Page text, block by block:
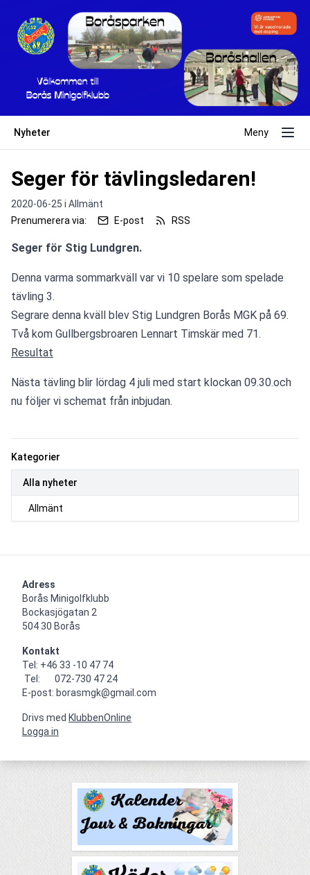
Nyheter Meny
Kategorier
Alla nyheter
Allmänt
Seger för tävlingsledaren!
2020-06-25 i Allmänt
Prenumerera via:
E-post RSS
Seger för Stig Lundgren.
Denna varma sommarkväll var vi 10 spelare som spelade
tävling 3.
Segrare denna kväll blev Stig Lundgren Borås MGK på 69.
Två kom Gullbergsbroaren Lennart Timskär med 71.
Resultat
Nästa tävling blir lördag 4 juli med start klockan 09.30.och
nu följer vi schemat från inbjudan.
Adress
Borås Minigolfklubb
Bockasjögatan 2
504 30 Borås
Kontakt
Tel: +46 33 -10 47 74
E-post: borasmgk@gmail.com
Drivs med KlubbenOnline
Logga in